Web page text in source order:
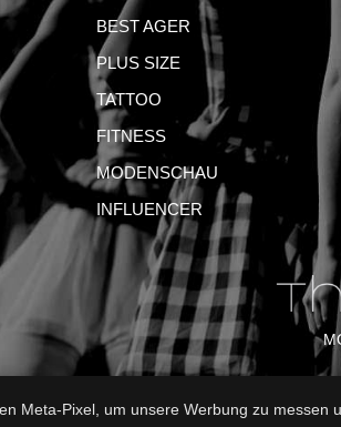
BEST AGER
PLUS SIZE
TATTOO
FITNESS
MODENSCHAU
INFLUENCER
IMPRESSUM AGB DATENSCHUTZ
Meta-Pixel, um unsere Werbung zu